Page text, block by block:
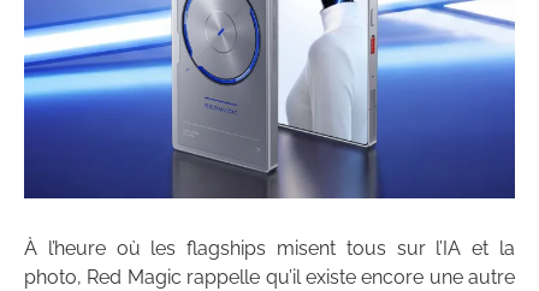
À l’heure où les flagships misent tous sur l’IA et la
photo, Red Magic rappelle qu’il existe encore une autre